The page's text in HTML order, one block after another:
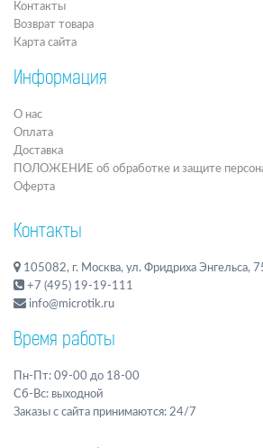
Контакты
Возврат товара
Карта сайта
Информация
О нас
Оплата
Доставка
ПОЛОЖЕНИЕ об обработке и защите
Оферта
Контакты
105082, г. Москва, ул. Фридриха Энгельса,
+7 (495) 19-19-111
info@microtik.ru
Время работы
Пн-Пт: 09-00 до 18-00
Сб-Вс: выходной
Заказы с сайта принимаются: 24/7